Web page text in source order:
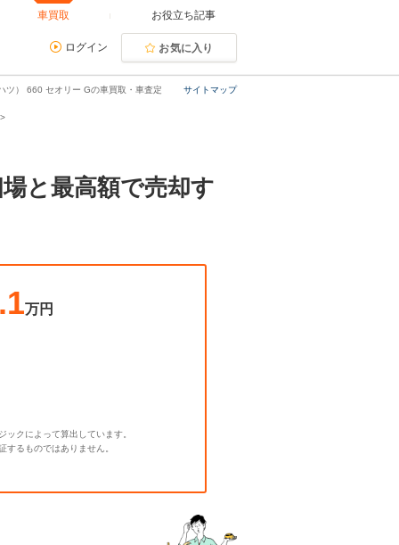
車買取 お役立ち記事
ログイン お気に入り
サイトマップ
ツ） 660 セオリー Gの車買取・車査定
と最高額で売却す
万円
クによって算出しています。
るものではありません。